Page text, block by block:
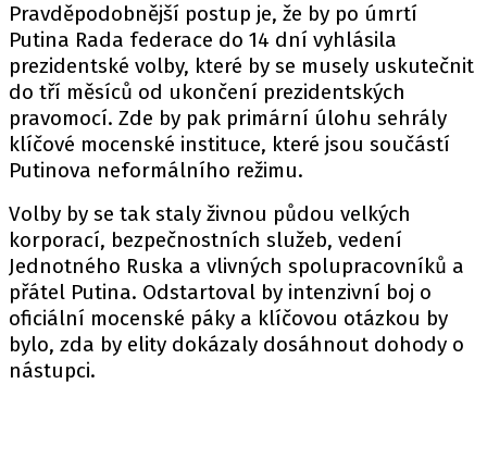
Pravděpodobnější postup je, že by po úmrtí
Putina Rada federace do 14 dní vyhlásila
prezidentské volby, které by se musely uskutečnit
do tří měsíců od ukončení prezidentských
pravomocí. Zde by pak primární úlohu sehrály
klíčové mocenské instituce, které jsou součástí
Putinova neformálního režimu.
Volby by se tak staly živnou půdou velkých
korporací, bezpečnostních služeb, vedení
Jednotného Ruska a vlivných spolupracovníků a
přátel Putina. Odstartoval by intenzivní boj o
oficiální mocenské páky a klíčovou otázkou by
bylo, zda by elity dokázaly dosáhnout dohody o
nástupci.